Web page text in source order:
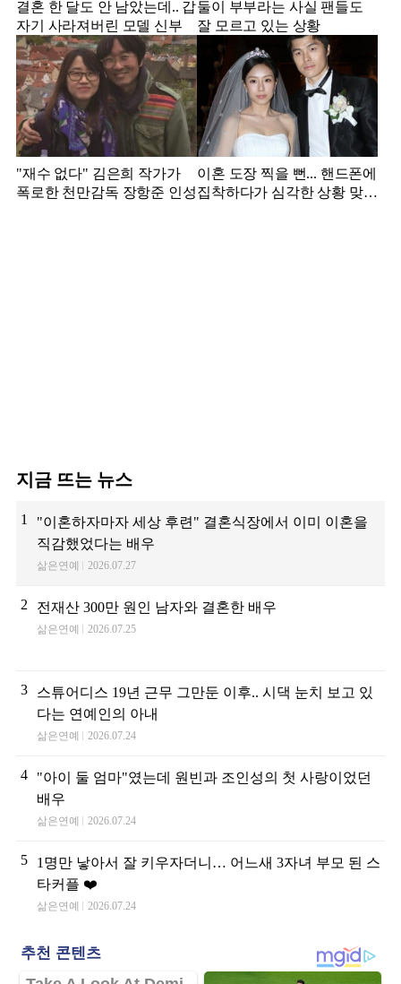
결혼 한 달도 안 남았는데.. 갑
자기 사라져버린 모델 신부
둘이 부부라는 사실 팬들도
잘 모르고 있는 상황
"재수 없다" 김은희 작가가
폭로한 천만감독 장항준 인성
이혼 도장 찍을 뻔... 핸드폰에
집착하다가 심각한 상황 맞은
지금 뜨는 뉴스
1
"이혼하자마자 세상 후련" 결혼식장에서 이미 이혼을
직감했었다는 배우
삶은연예 2026.07.27
2 전재산 300만 원인 남자와 결혼한 배우
삶은연예 2026.07.25
3
스튜어디스 19년 근무 그만둔 이후.. 시댁 눈치 보고 있
다는 연예인의 아내
삶은연예 2026.07.24
4
"아이 둘 엄마"였는데 원빈과 조인성의 첫 사랑이었던
배우
삶은연예 2026.07.24
5
1명만 낳아서 잘 키우자더니… 어느새 3자녀 부모 된 스
타커플 ❤️
삶은연예 2026.07.24